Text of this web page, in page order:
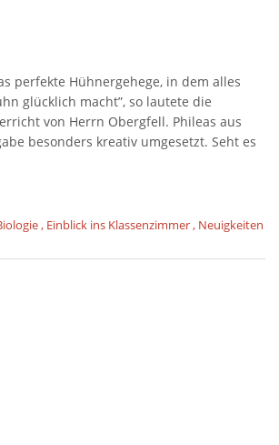
perfekte Hühnergehege, in dem alles
glücklich macht”, so lautete die
von Herrn Obergfell. Phileas aus
besonders kreativ umgesetzt. Seht es
, Einblick ins Klassenzimmer, Neuigkeiten